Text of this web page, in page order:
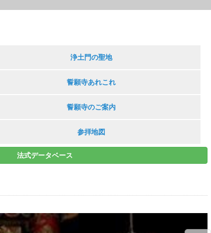
浄土門の聖地
誓願寺あれこれ
誓願寺のご案内
参拝地図
法式データベース